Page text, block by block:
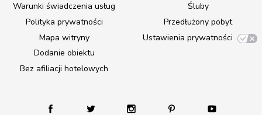
Warunki świadczenia usług
Polityka prywatności
Mapa witryny
Dodanie obiektu
Bez afiliacji hotelowych
Śluby
Przedłużony pobyt
Ustawienia prywatności